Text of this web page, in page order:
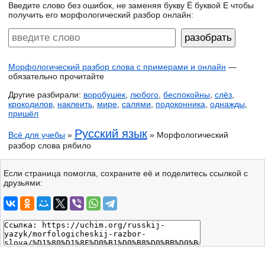
Введите слово без ошибок, не заменяя букву Ё буквой Е чтобы
получить его морфологический разбор онлайн:
Морфологический разбор слова с примерами и онлайн —
обязательно прочитайте
Другие разбирали: воробушек любого беспокойны слёз
крокодилов наклеить мире салями подоконника однажды
пришёл
Всё для учебы » Русский язык » Морфологический
разбор слова рябило
Если страница помогла, сохраните её и поделитесь ссылкой с
друзьями: